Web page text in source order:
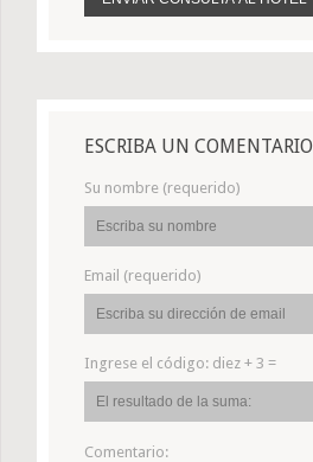
ESCRIBA UN COMENTARIO
Su nombre (requerido)
Email (requerido)
Ingrese el código: diez + 3 =
Comentario: